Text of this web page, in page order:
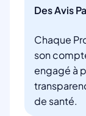
Des Avis
Chaque
son
engagé à
de santé.